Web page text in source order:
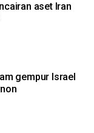
aset Iran
gempur Israel